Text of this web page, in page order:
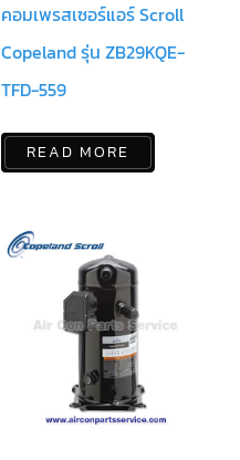
คอมเพรสเซอร์แอร์ Scroll
Copeland รุ่น ZB29KQE-
TFD-559
READ MORE